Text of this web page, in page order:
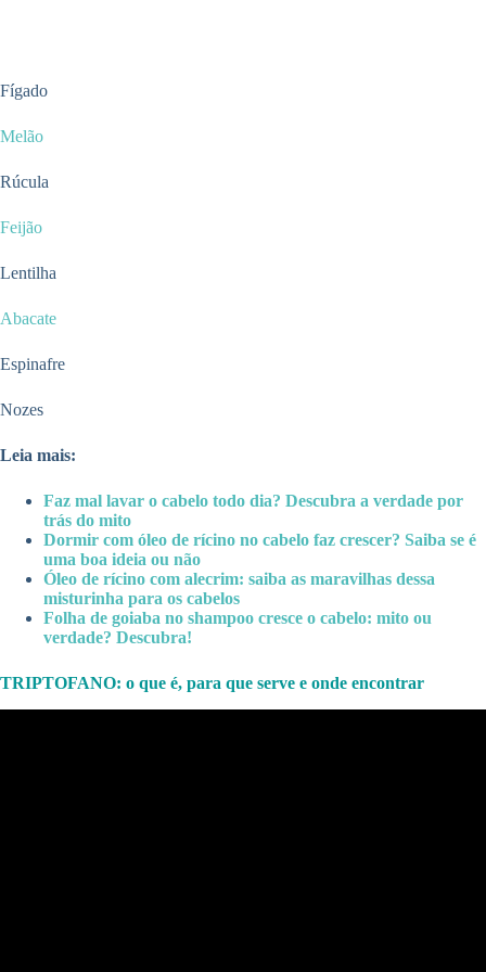
Fígado
Melão
Rúcula
Feijão
Lentilha
Abacate
Espinafre
Nozes
Leia mais:
Faz mal lavar o cabelo todo dia? Descubra a verdade por
trás do mito
Dormir com óleo de rícino no cabelo faz crescer? Saiba se é
uma boa ideia ou não
Óleo de rícino com alecrim: saiba as maravilhas dessa
misturinha para os cabelos
Folha de goiaba no shampoo cresce o cabelo: mito ou
verdade? Descubra!
TRIPTOFANO: o que é, para que serve e onde encontrar